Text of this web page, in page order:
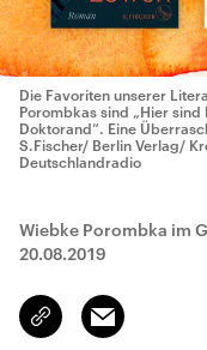
Die Favoriten unserer
Porombkas sind „Hier sind
Doktorand“. Eine
S.Fischer/ Berlin Verlag/
Deutschlandradio
Wiebke Porombka im
20.08.2019
Link
kopieren/teilen
Email